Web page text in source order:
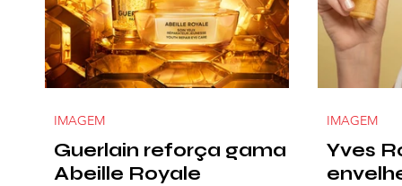
Guerlain reforça gama
Abeille Royale
IMAGEM
Yves
IMAGEM